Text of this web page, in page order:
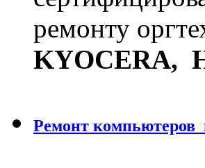
ремонту
KYOCERA,
Ремонт компьютеров